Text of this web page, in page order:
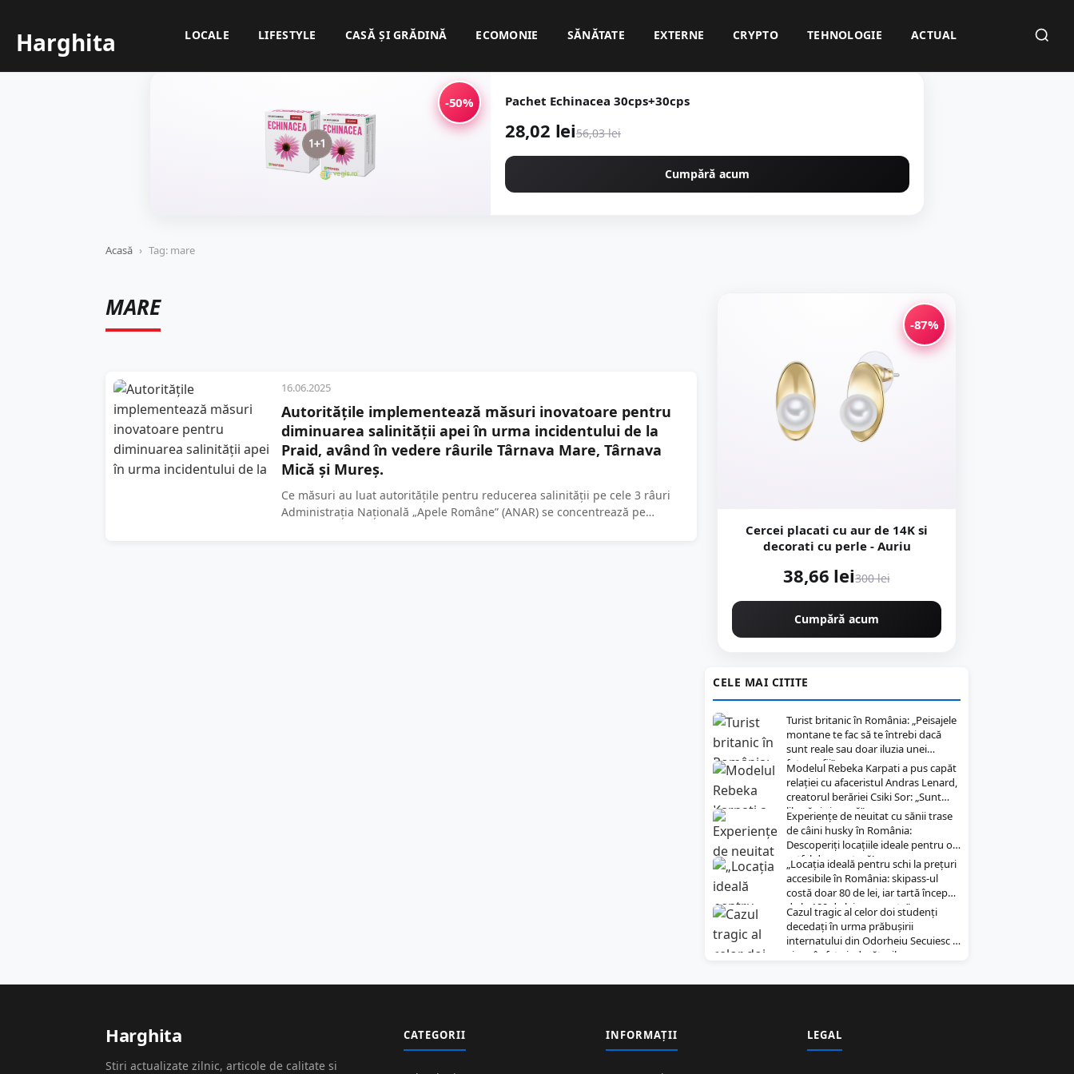
Harghita LOCALE LIFESTYLE CASĂ ȘI GRĂDINĂ ECOMONIE SĂNĂTATE EXTERNE CRYPTO TEHNOLOGIE ACTUAL
-50% Pachet Echinacea 30cps+30cps
28,02 lei56,03 lei
Cumpără acum
Acasă › Tag: mare
MARE
16.06.2025
Autoritățile implementează măsuri inovatoare pentru
diminuarea salinității apei în urma incidentului de la
Praid, având în vedere râurile Târnava Mare, Târnava
Mică și Mureș.
Ce măsuri au luat autoritățile pentru reducerea salinității pe cele 3 râuri
Administrația Națională „Apele Române” (ANAR) se concentrează pe
-87%
Cercei placati cu aur de 14K si
decorati cu perle - Auriu
38,66 lei300 lei
Cumpără acum
CELE MAI CITITE
Turist britanic în România: „Peisajele
montane te fac să te întrebi dacă
sunt reale sau doar iluzia unei
fotografii”
Modelul Rebeka Karpati a pus capăt
relației cu afaceristul Andras Lenard,
creatorul berăriei Csiki Sor: „Sunt
liberă și singură”
Experiențe de neuitat cu sănii trase
de câini husky în România:
Descoperiți locațiile ideale pentru o
astfel de aventură!
„Locația ideală pentru schi la prețuri
accesibile în România: skipass-ul
costă doar 80 de lei, iar tartă începe
de la 100 de lei pe noapte”
Cazul tragic al celor doi studenți
decedați în urma prăbușirii
internatului din Odorheiu Secuiesc a
ajuns în fața judecătorilor
Harghita
Stiri actualizate zilnic, articole de calitate si
CATEGORII INFORMAȚII LEGAL